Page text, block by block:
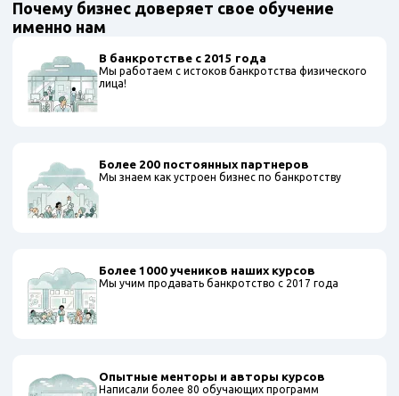
Почему бизнес доверяет свое обучение
именно нам
В банкротстве с 2015 года
Мы работаем с истоков банкротства физического
лица!
Более 200 постоянных партнеров
Мы знаем как устроен бизнес по банкротству
Более 1000 учеников наших курсов
Мы учим продавать банкротство с 2017 года
Опытные менторы и авторы курсов
Написали более 80 обучающих программ